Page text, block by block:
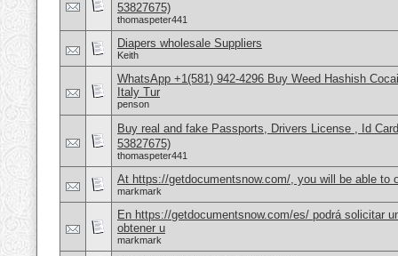
53827675)
thomaspeter441
Diapers wholesale Suppliers
Keith
WhatsApp +1(581) 942-4296 Buy Weed Hashish
Italy Tur
penson
Buy real and fake Passports, Drivers License , Id
53827675)
thomaspeter441
At https://getdocumentsnow.com/, you will be able to
markmark
En https://getdocumentsnow.com/es/ podrá solicitar
obtener u
markmark